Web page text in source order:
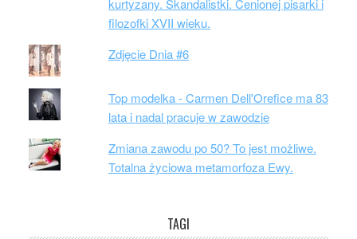
kurtyzany. Skandalistki. Cenionej pisarki i
filozofki XVII wieku.
Zdjęcie Dnia #6
Top modelka - Carmen Dell'Orefice ma 83
lata i nadal pracuje w zawodzie
Zmiana zawodu po 50? To jest możliwe.
Totalna życiowa metamorfoza Ewy.
TAGI